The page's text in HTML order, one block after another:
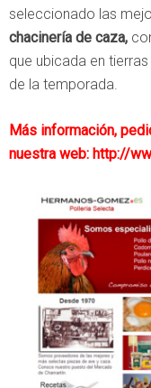
seleccionado las
chacinería de caza,
que ubicada en
de la temporada.
Más información,
nuestra web: http://